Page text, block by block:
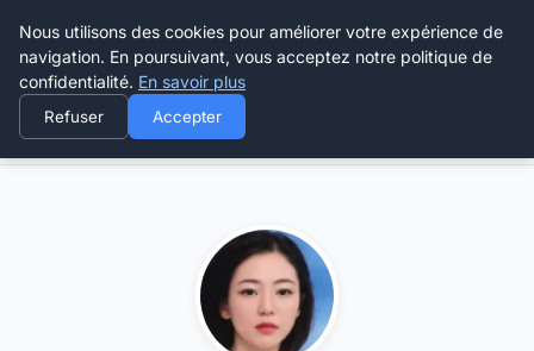
Happy Calyx Farmer
Accueil Camille Renard
Nous utilisons des cookies pour améliorer votre expérience de
navigation. En poursuivant, vous acceptez notre politique de
confidentialité. En savoir plus
Refuser Accepter